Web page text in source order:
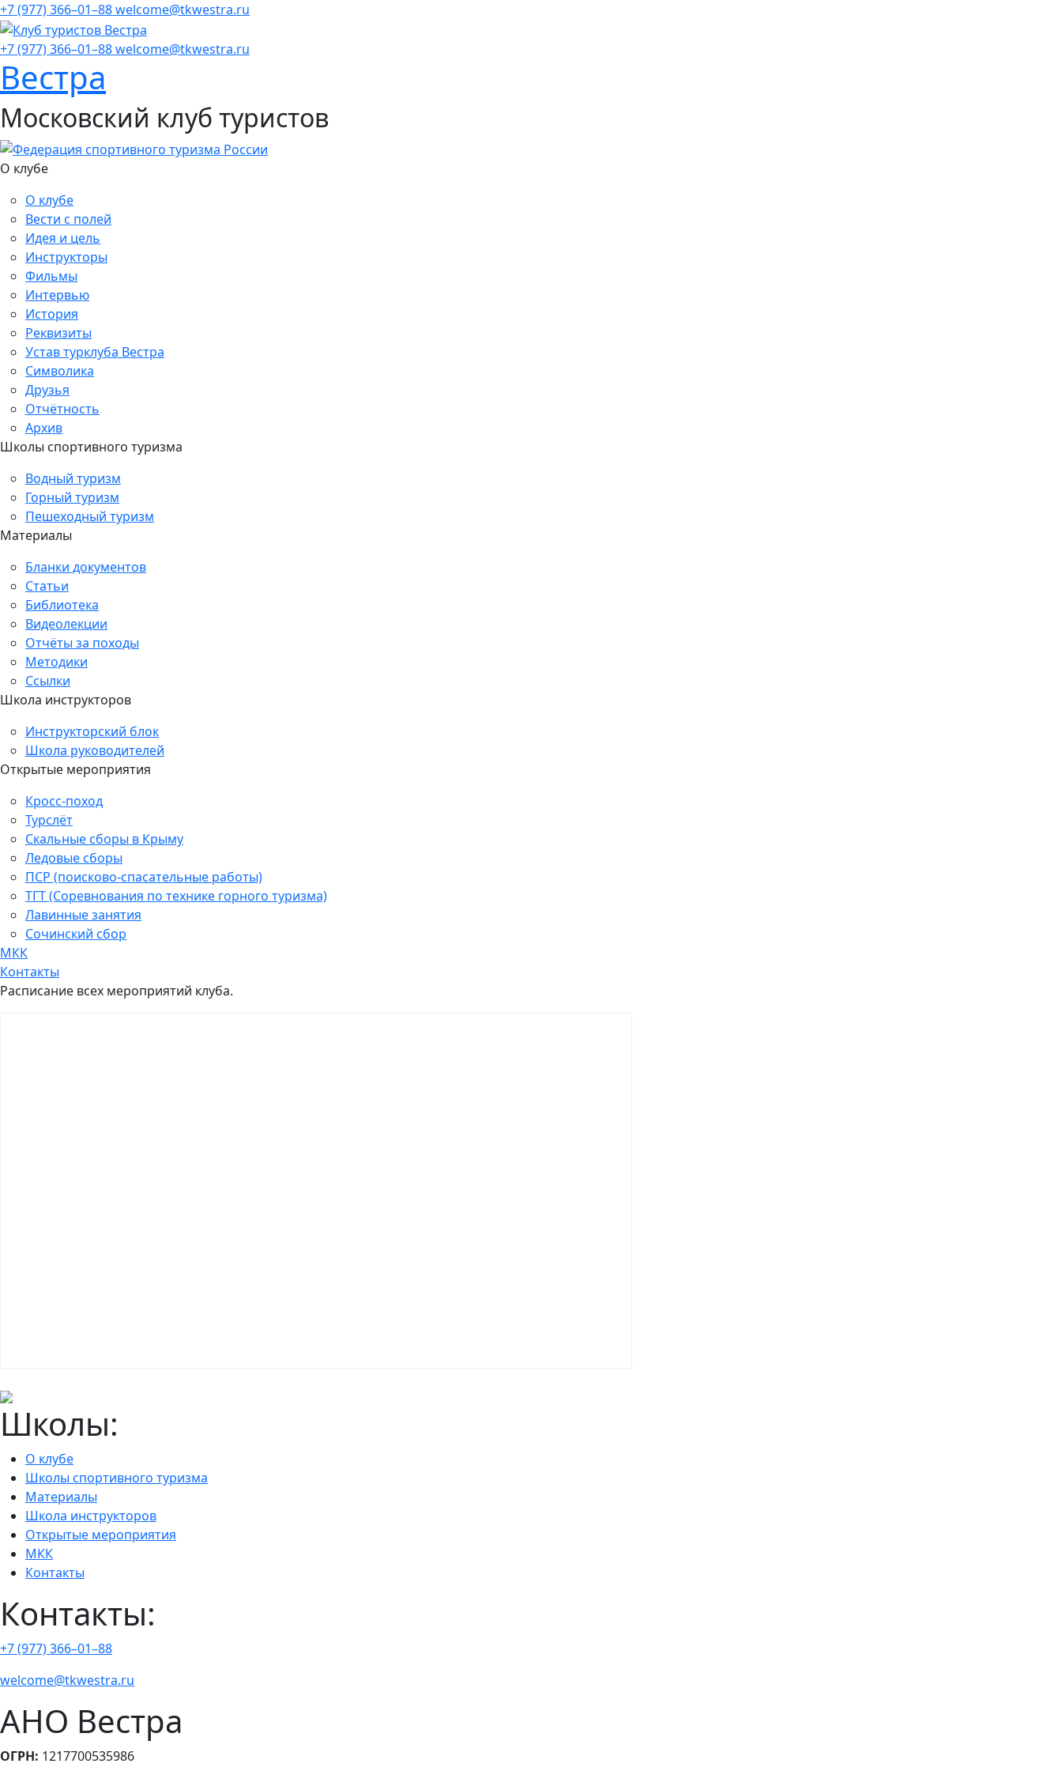
+7 (977) 366–01–88welcome@tkwestra.ru
+7 (977) 366–01–88welcome@tkwestra.ru
Вестра
Московский клуб туристов
О клубе
О клубе
Вести с полей
Идея и цель
Инструкторы
Фильмы
Интервью
История
Реквизиты
Устав турклуба Вестра
Символика
Друзья
Отчётность
Архив
Школы спортивного туризма
Водный туризм
Горный туризм
Пешеходный туризм
Материалы
Бланки документов
Статьи
Библиотека
Видеолекции
Отчёты за походы
Методики
Ссылки
Школа инструкторов
Инструкторский блок
Школа руководителей
Открытые мероприятия
Кросс-поход
Турслёт
Скальные сборы в Крыму
Ледовые сборы
ПСР (поисково-спасательные работы)
ТГТ (Соревнования по технике горного туризма)
Лавинные занятия
Сочинский сбор
МКК
Контакты
Расписание всех мероприятий клуба.
Школы:
О клубе
Школы спортивного туризма
Материалы
Школа инструкторов
Открытые мероприятия
МКК
Контакты
Контакты:
+7 (977) 366–01–88
welcome@tkwestra.ru
АНО Вестра
ОГРН: 1217700535986